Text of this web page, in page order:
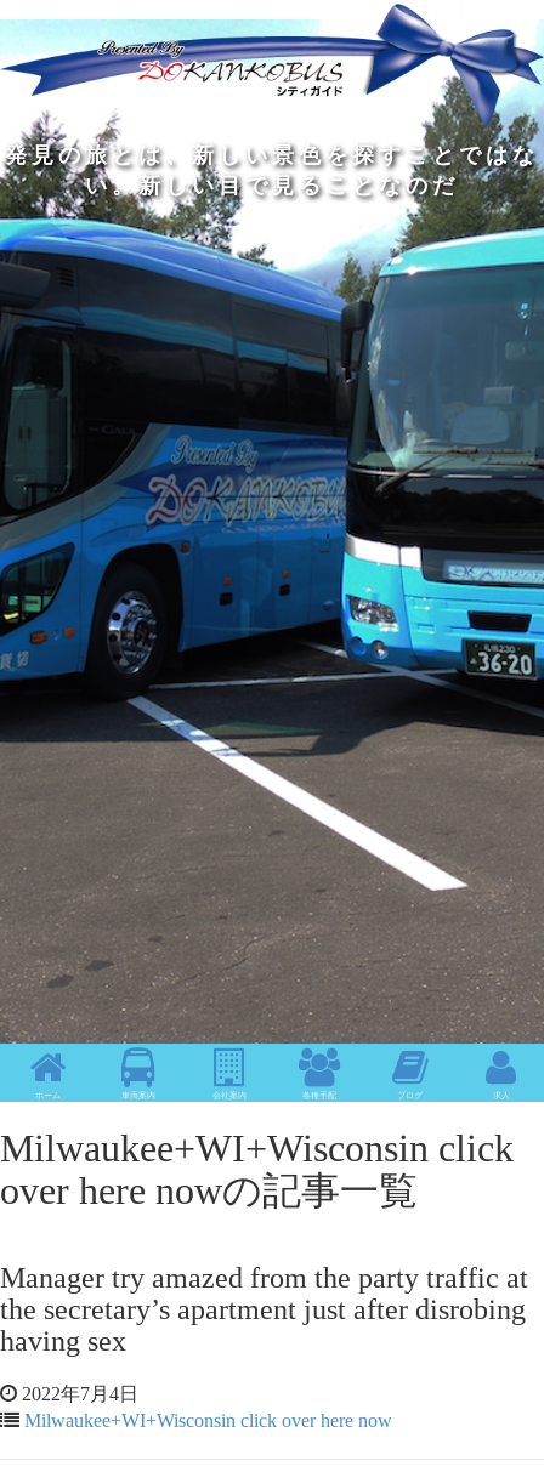
旅 の 程 に こそ価値があ る
発見の旅と は 新 し い景色を探す ことではな
い。 新 しい目 で見 る こ と なのだ
人間の幅を広 げる ものは3つある。人と会
い、 本 を読み 、旅 を す る ことだ
私は旅 をす るために旅をする
旅 の 程 に こそ価値があ る
どんなに洗 練 れ た 大人の中にも 、外に出た
くてし ょうがない小さな 子供がいる
旅をするの は 着 す るためではな く、旅をす
るた めで あ る
旅は 真 知 識 の大きな泉で ある
ホーム 車両案内 会社案内 各種手配 ブログ 求人
Milwaukee+WI+Wisconsin click
over here nowの記事一覧
Manager try amazed from the party traffic at
the secretary’s apartment just after disrobing
having sex
2022年7月4日
Milwaukee+WI+Wisconsin click over here now